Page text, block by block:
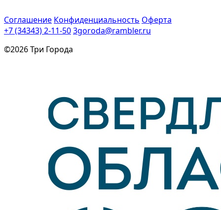
Соглашение Конфиденциальность Оферта
+7 (34343) 2-11-503goroda@rambler.ru
©2026 Три Города